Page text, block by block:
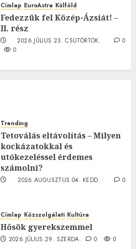
2026.JÚLIUS.23. CSÜTÖRTÖK.
0
Címlap EuroAstra Külföld
Fedezzük fel Közép-Ázsiát! –
II. rész
2026.JÚLIUS.23. CSÜTÖRTÖK.
0
0
Trending
Tetoválás eltávolítás – Milyen
kockázatokkal és
utókezeléssel érdemes
számolni?
2026.AUGUSZTUS.04. KEDD.
0
Címlap Közszolgálati Kultúra
Hősök gyerekszemmel
2026.JÚLIUS.29. SZERDA. 0 0